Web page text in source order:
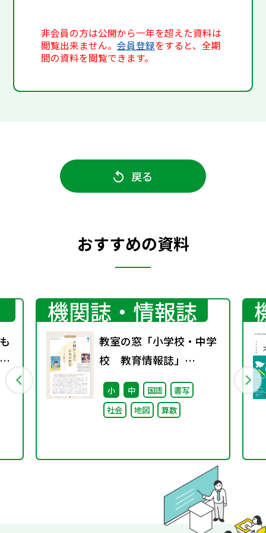
非会員の方は公開から一年を超えた資料は
閲覧出来ません。会員登録をすると、全期
間の資料を閲覧できます。
戻る
おすすめの資料
機関誌・情報誌
教室の窓「小学校・中学
校 教育情報誌」
vol.76 2025年9月発行
小 中 国語
書写
社会
地図 算数